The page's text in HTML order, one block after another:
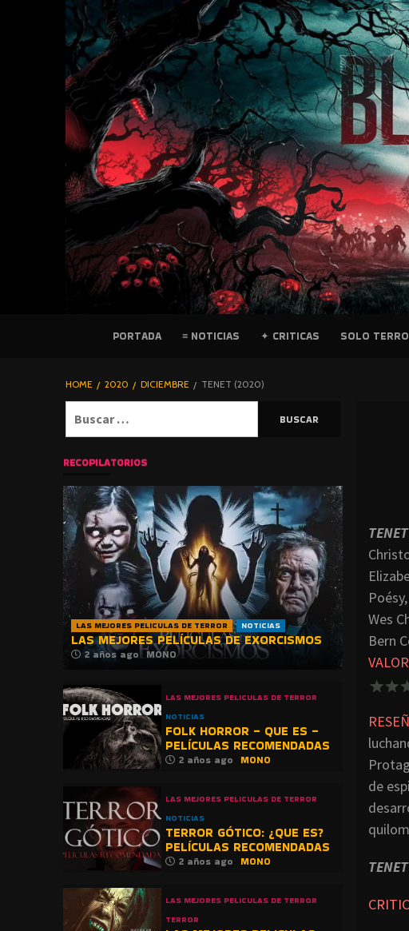
PELICULAS
BLOGHORROR
⋆
PORTADA ≡ NOTICIAS ✦ CRITICAS SOLO
HOME 2020 DICIEMBRE TENET (2020)
TENET
Wes
Bern
de
TENET
RECOPILATORIOS
LAS MEJORES PELICULAS DE TERROR NOTICIAS
LAS MEJORES PELÍCULAS DE EXORCISMOS
2 años ago MONO
LAS MEJORES PELICULAS DE TERROR
NOTICIAS
FOLK HORROR – QUE ES –
PELÍCULAS RECOMENDADAS
2 años ago MONO
LAS MEJORES PELICULAS DE TERROR
NOTICIAS
TERROR GÓTICO: ¿QUE ES?
PELÍCULAS RECOMENDADAS
2 años ago MONO
LAS MEJORES PELICULAS DE TERROR
TERROR